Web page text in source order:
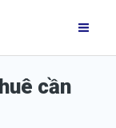
cần